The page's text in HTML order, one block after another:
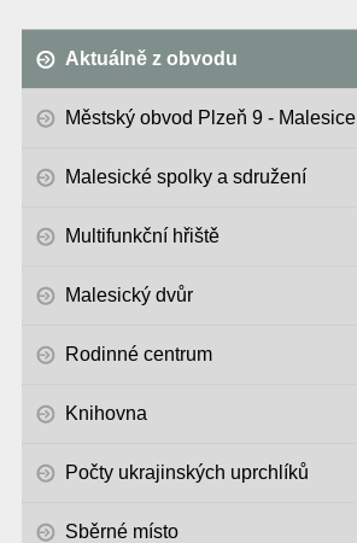
Aktuálně z obvodu
Městský obvod Plzeň 9 - Malesice
Malesické spolky a sdružení
Multifunkční hřiště
Malesický dvůr
Rodinné centrum
Knihovna
Počty ukrajinských uprchlíků
Sběrné místo